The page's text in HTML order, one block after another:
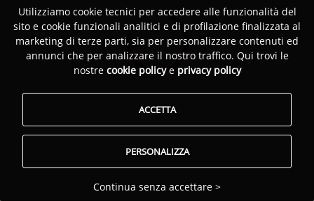
Utilizziamo cookie tecnici per accedere alle funzionalità del
sito e cookie funzionali analitici e di profilazione finalizzata al
marketing di terze parti, sia per personalizzare contenuti ed
annunci che per analizzare il nostro traffico. Qui trovi le
nostre cookie policye privacy policy
ACCETTA
PERSONALIZZA
Continua senza accettare >